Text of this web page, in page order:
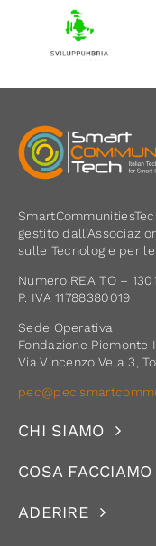
gestito
sulle Tecnologie per
Numero REA TO –
P. IVA 11788380019
Sede Operativa
Fondazione Piemonte
Via Vincenzo Vela 3,
CHI SIAMO
COSA FACCIAMO
ADERIRE